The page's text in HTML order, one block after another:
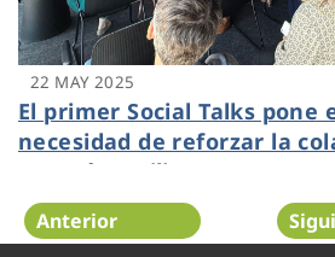
22 MAY 2025
El primer Social Talks pone
necesidad de reforzar la
ser más resilientes
Anterior